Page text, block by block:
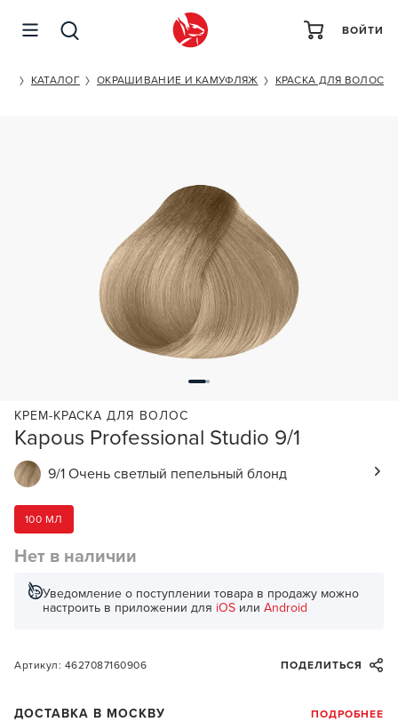
ВОЙТИ
КАТАЛОГ ОКРАШИВАНИЕ И КАМУФЛЯЖ КРАСКА ДЛЯ ВОЛОС
Kapous Professional Studio 9/1
КРЕМ-КРАСКА ДЛЯ ВОЛОС
9/1 Очень светлый пепельный блонд
100 МЛ
Нет в наличии
Уведомление о поступлении товара в продажу можно
настроить в приложении для iOS или Android
Артикул: 4627087160906 ПОДЕЛИТЬСЯ
ДОСТАВКА В МОСКВУ ПОДРОБНЕЕ
KAPOUS PROFESSIONAL STUDIO 9/1